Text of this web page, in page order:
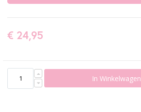
€ 24,95
In Winkelwagen